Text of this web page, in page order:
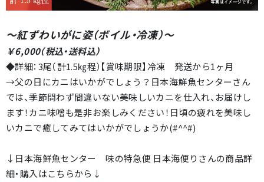
～紅ずわいがに姿（ボイル・冷凍）～
￥6,000（税込・送料込）
◆詳細：3尾（計1.5㎏程）【賞味期限】冷凍 発送から1ヶ月
→父の日にカニはいかがでしょう？日本海鮮魚センターさん
では、季節問わず間違いない美味しいカニを仕入れ、お届けし
ます！カニ味噌も是非お楽しみください！日頃の疲れを美味し
いカニで癒してみてはいかがでしょうか(#^^#)
↓日本海鮮魚センター 味の特急便 日本海便りさんの商品詳
細・購入はこちらから↓